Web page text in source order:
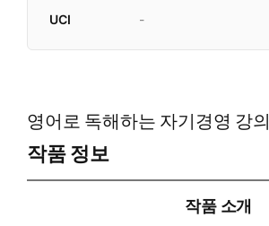
UCI
-
영어로 독해하는 자기경영 강의
작품 정보
작품 소개